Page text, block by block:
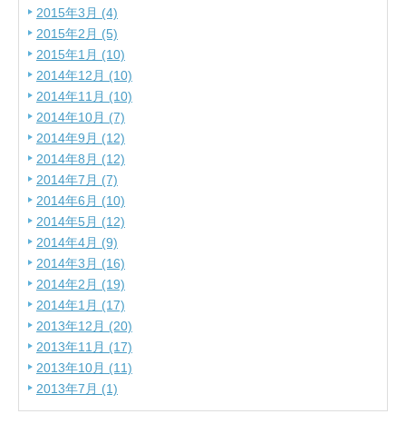
2015年3月 (4)
2015年2月 (5)
2015年1月 (10)
2014年12月 (10)
2014年11月 (10)
2014年10月 (7)
2014年9月 (12)
2014年8月 (12)
2014年7月 (7)
2014年6月 (10)
2014年5月 (12)
2014年4月 (9)
2014年3月 (16)
2014年2月 (19)
2014年1月 (17)
2013年12月 (20)
2013年11月 (17)
2013年10月 (11)
2013年7月 (1)